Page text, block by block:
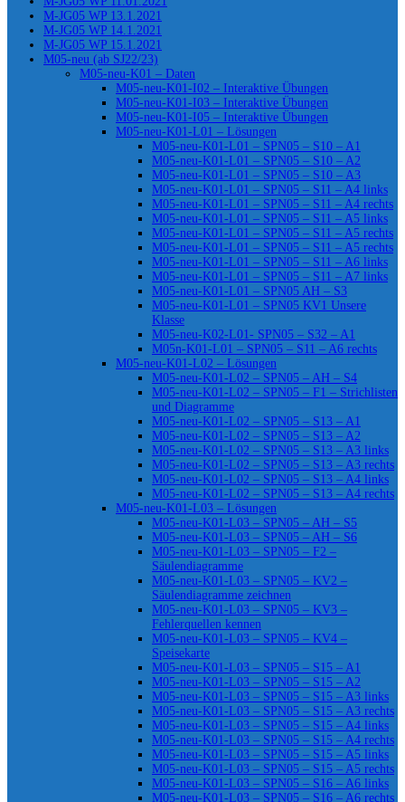
M-JG05 WP 13.1.2021
M-JG05 WP 14.1.2021
M-JG05 WP 15.1.2021
M05-neu (ab SJ22/23)
M05-neu-K01 – Daten
M05-neu-K01-I02 – Interaktive Übungen
M05-neu-K01-I03 – Interaktive Übungen
M05-neu-K01-I05 – Interaktive Übungen
M05-neu-K01-L01 – Lösungen
M05-neu-K01-L01 – SPN05 – S10 – A1
M05-neu-K01-L01 – SPN05 – S10 – A2
M05-neu-K01-L01 – SPN05 – S10 – A3
M05-neu-K01-L01 – SPN05 – S11 – A4 links
M05-neu-K01-L01 – SPN05 – S11 – A4 rechts
M05-neu-K01-L01 – SPN05 – S11 – A5 links
M05-neu-K01-L01 – SPN05 – S11 – A5 rechts
M05-neu-K01-L01 – SPN05 – S11 – A5 rechts
M05-neu-K01-L01 – SPN05 – S11 – A6 links
M05-neu-K01-L01 – SPN05 – S11 – A7 links
M05-neu-K01-L01 – SPN05 AH – S3
M05-neu-K01-L01 – SPN05 KV1 Unsere
Klasse
M05-neu-K02-L01- SPN05 – S32 – A1
M05n-K01-L01 – SPN05 – S11 – A6 rechts
M05-neu-K01-L02 – Lösungen
M05-neu-K01-L02 – SPN05 – AH – S4
M05-neu-K01-L02 – SPN05 – F1 – Strichlisten
und Diagramme
M05-neu-K01-L02 – SPN05 – S13 – A1
M05-neu-K01-L02 – SPN05 – S13 – A2
M05-neu-K01-L02 – SPN05 – S13 – A3 links
M05-neu-K01-L02 – SPN05 – S13 – A3 rechts
M05-neu-K01-L02 – SPN05 – S13 – A4 links
M05-neu-K01-L02 – SPN05 – S13 – A4 rechts
M05-neu-K01-L03 – Lösungen
M05-neu-K01-L03 – SPN05 – AH – S5
M05-neu-K01-L03 – SPN05 – AH – S6
M05-neu-K01-L03 – SPN05 – F2 –
Säulendiagramme
M05-neu-K01-L03 – SPN05 – KV2 –
Säulendiagramme zeichnen
M05-neu-K01-L03 – SPN05 – KV3 –
Fehlerquellen kennen
M05-neu-K01-L03 – SPN05 – KV4 –
Speisekarte
M05-neu-K01-L03 – SPN05 – S15 – A1
M05-neu-K01-L03 – SPN05 – S15 – A2
M05-neu-K01-L03 – SPN05 – S15 – A3 links
M05-neu-K01-L03 – SPN05 – S15 – A3 rechts
M05-neu-K01-L03 – SPN05 – S15 – A4 links
M05-neu-K01-L03 – SPN05 – S15 – A4 rechts
M05-neu-K01-L03 – SPN05 – S15 – A5 links
M05-neu-K01-L03 – SPN05 – S15 – A5 rechts
M05-neu-K01-L03 – SPN05 – S16 – A6 links
M05-neu-K01-L03 – SPN05 – S16 – A6 rechts